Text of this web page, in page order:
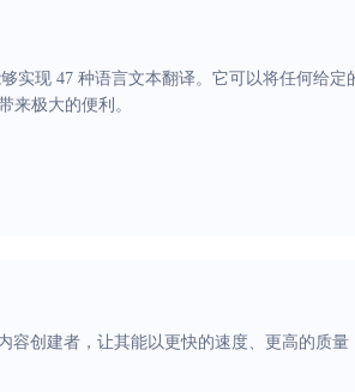
实现 47 种语言文本翻译。它可以将任何给
来极大的便利。
容创建者，让其能以更快的速度、更高的质